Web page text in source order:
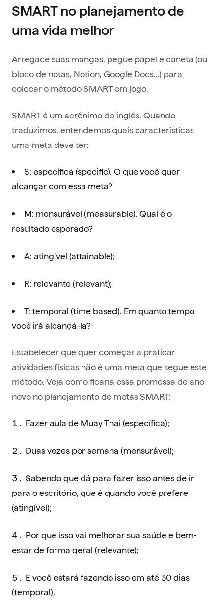
SMART no planejamento de
uma vida melhor
Arregace suas mangas, pegue papel e caneta (ou
bloco de notas, Notion, Google Docs…) para
colocar o método SMART em jogo.
SMART é um acrônimo do inglês. Quando
traduzimos, entendemos quais características
uma meta deve ter:
S: específica (specific). O que você quer
alcançar com essa meta?
M: mensurável (measurable). Qual é o
resultado esperado?
A: atingível (attainable);
R: relevante (relevant);
T: temporal (time based). Em quanto tempo
você irá alcançá-la?
Estabelecer que quer começar a praticar
atividades físicas não é uma meta que segue este
método. Veja como ficaria essa promessa de ano
novo no planejamento de metas SMART:
Fazer aula de Muay Thai (específica);
Duas vezes por semana (mensurável);
Sabendo que dá para fazer isso antes de ir
para o escritório, que é quando você prefere
(atingível);
Por que isso vai melhorar sua saúde e bem-
estar de forma geral (relevante);
E você estará fazendo isso em até 30 dias
(temporal).